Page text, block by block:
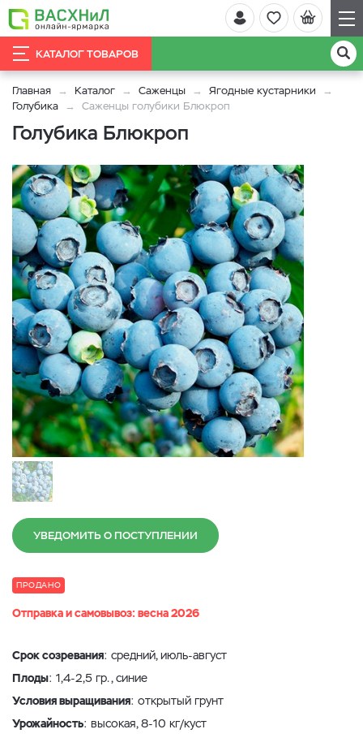
КАТАЛОГ ТОВАРОВ
Главная Каталог Саженцы
Ягодные кустарники
Голубика
Саженцы голубики Блюкроп
Голубика Блюкроп
УВЕДОМИТЬ О ПОСТУПЛЕНИИ
ПРОДАНО
Отправка и самовывоз: весна 2026
Срок созревания: средний, июль-август
Плоды: 1,4-2,5 гр., синие
Условия выращивания: открытый грунт
Урожайность: высокая, 8-10 кг/куст